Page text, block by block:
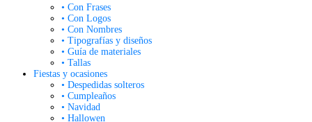
• Con Frases
• Con Logos
• Con Nombres
• Tipografías y diseños
• Guía de materiales
• Tallas
Fiestas y ocasiones
• Despedidas solteros
• Cumpleaños
• Navidad
• Hallowen